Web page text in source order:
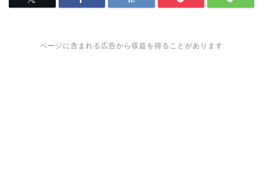
ページに含まれる広告から収益を得ることがあります